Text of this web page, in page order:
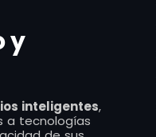
y
inteligentes,
a tecnologías